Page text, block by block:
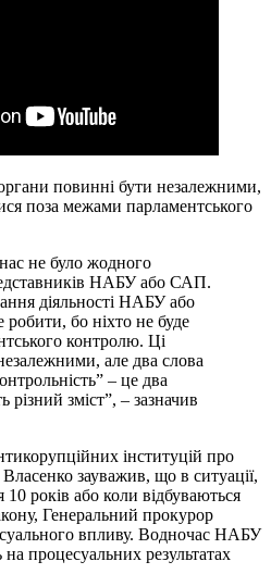
повинні бути незалежними,
поза межами парламентського
не було жодного
НАБУ або САП.
діяльності НАБУ або
бо ніхто не буде
контролю. Ці
але два слова
– це два
різний зміст”, – зазначив
інституцій про
зауважив, що в ситуації,
10 років або коли відбуваються
Генеральний прокурор
впливу. Водночас НАБУ
процесуальних результатах